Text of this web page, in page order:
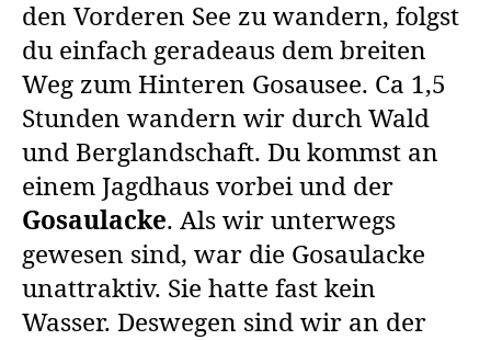
den Vorderen See zu wandern, folgst
du einfach geradeaus dem breiten
Weg zum Hinteren Gosausee. Ca 1,5
Stunden wandern wir durch Wald
und Berglandschaft. Du kommst an
einem Jagdhaus vorbei und der
Gosaulacke. Als wir unterwegs
gewesen sind, war die Gosaulacke
unattraktiv. Sie hatte fast kein
Wasser. Deswegen sind wir an der